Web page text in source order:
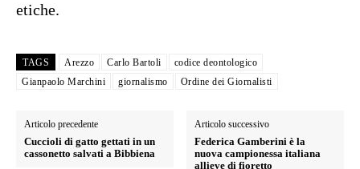
etiche.
TAGS Arezzo Carlo Bartoli
codice deontologico
Gianpaolo Marchini
giornalismo Ordine dei Giornalisti
Articolo precedente
Cuccioli di gatto gettati in un
cassonetto salvati a Bibbiena
Articolo successivo
Federica Gamberini è la
nuova campionessa italiana
allieve di fioretto